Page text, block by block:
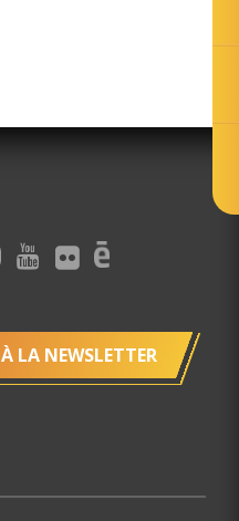
LA NEWSLETTER